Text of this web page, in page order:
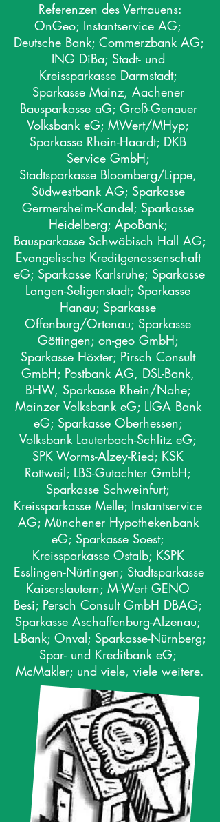
Referenzen des Vertrauens:
OnGeo; Instantservice AG;
Deutsche Bank; Commerzbank AG;
ING DiBa; Stadt- und
Kreissparkasse Darmstadt;
Sparkasse Mainz, Aachener
Bausparkasse aG; Groß-Genauer
Volksbank eG; MWert/MHyp;
Sparkasse Rhein-Haardt; DKB
Service GmbH;
Stadtsparkasse Bloomberg/Lippe,
Südwestbank AG; Sparkasse
Germersheim-Kandel; Sparkasse
Heidelberg; ApoBank;
Bausparkasse Schwäbisch Hall AG;
Evangelische Kreditgenossenschaft
eG; Sparkasse Karlsruhe; Sparkasse
Langen-Seligenstadt; Sparkasse
Hanau; Sparkasse
Offenburg/Ortenau; Sparkasse
Göttingen; on-geo GmbH;
Sparkasse Höxter; Pirsch Consult
GmbH; Postbank AG, DSL-Bank,
BHW, Sparkasse Rhein/Nahe;
Mainzer Volksbank eG; LIGA Bank
eG; Sparkasse Oberhessen;
Volksbank Lauterbach-Schlitz eG;
SPK Worms-Alzey-Ried; KSK
Rottweil; LBS-Gutachter GmbH;
Sparkasse Schweinfurt;
Kreissparkasse Melle; Instantservice
AG; Münchener Hypothekenbank
eG; Sparkasse Soest;
Kreissparkasse Ostalb; KSPK
Esslingen-Nürtingen; Stadtsparkasse
Kaiserslautern; M-Wert GENO
Besi; Persch Consult GmbH DBAG;
Sparkasse Aschaffenburg-Alzenau;
L-Bank; Onval; Sparkasse-Nürnberg;
Spar- und Kreditbank eG;
McMakler; und viele, viele weitere.